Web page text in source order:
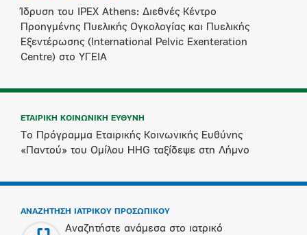
Ίδρυση του IPEX Athens: Διεθνές Κέντρο
Προηγμένης Πυελικής Ογκολογίας και Πυελικής
Εξεντέρωσης (International Pelvic Exenteration
Centre) στο ΥΓΕΙΑ
ΕΤΑΙΡΙΚΗ ΚΟΙΝΩΝΙΚΗ ΕΥΘΥΝΗ
Το Πρόγραμμα Εταιρικής Κοινωνικής Ευθύνης
«Παντού» του Ομίλου HHG ταξίδεψε στη Λήμνο
ΑΝΑΖΗΤΗΣΗ ΙΑΤΡΙΚΟΥ ΠΡΟΣΩΠΙΚΟΥ
Αναζητήστε ανάμεσα στο ιατρικό